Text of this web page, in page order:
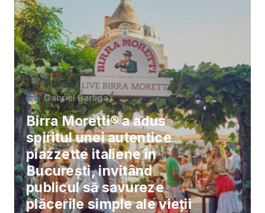
Gabriel Barliga
Birra Moretti® a adus
spiritul unei autentice
piazzette italiene în
București, invitând
publicul să savureze
plăcerile simple ale vieții